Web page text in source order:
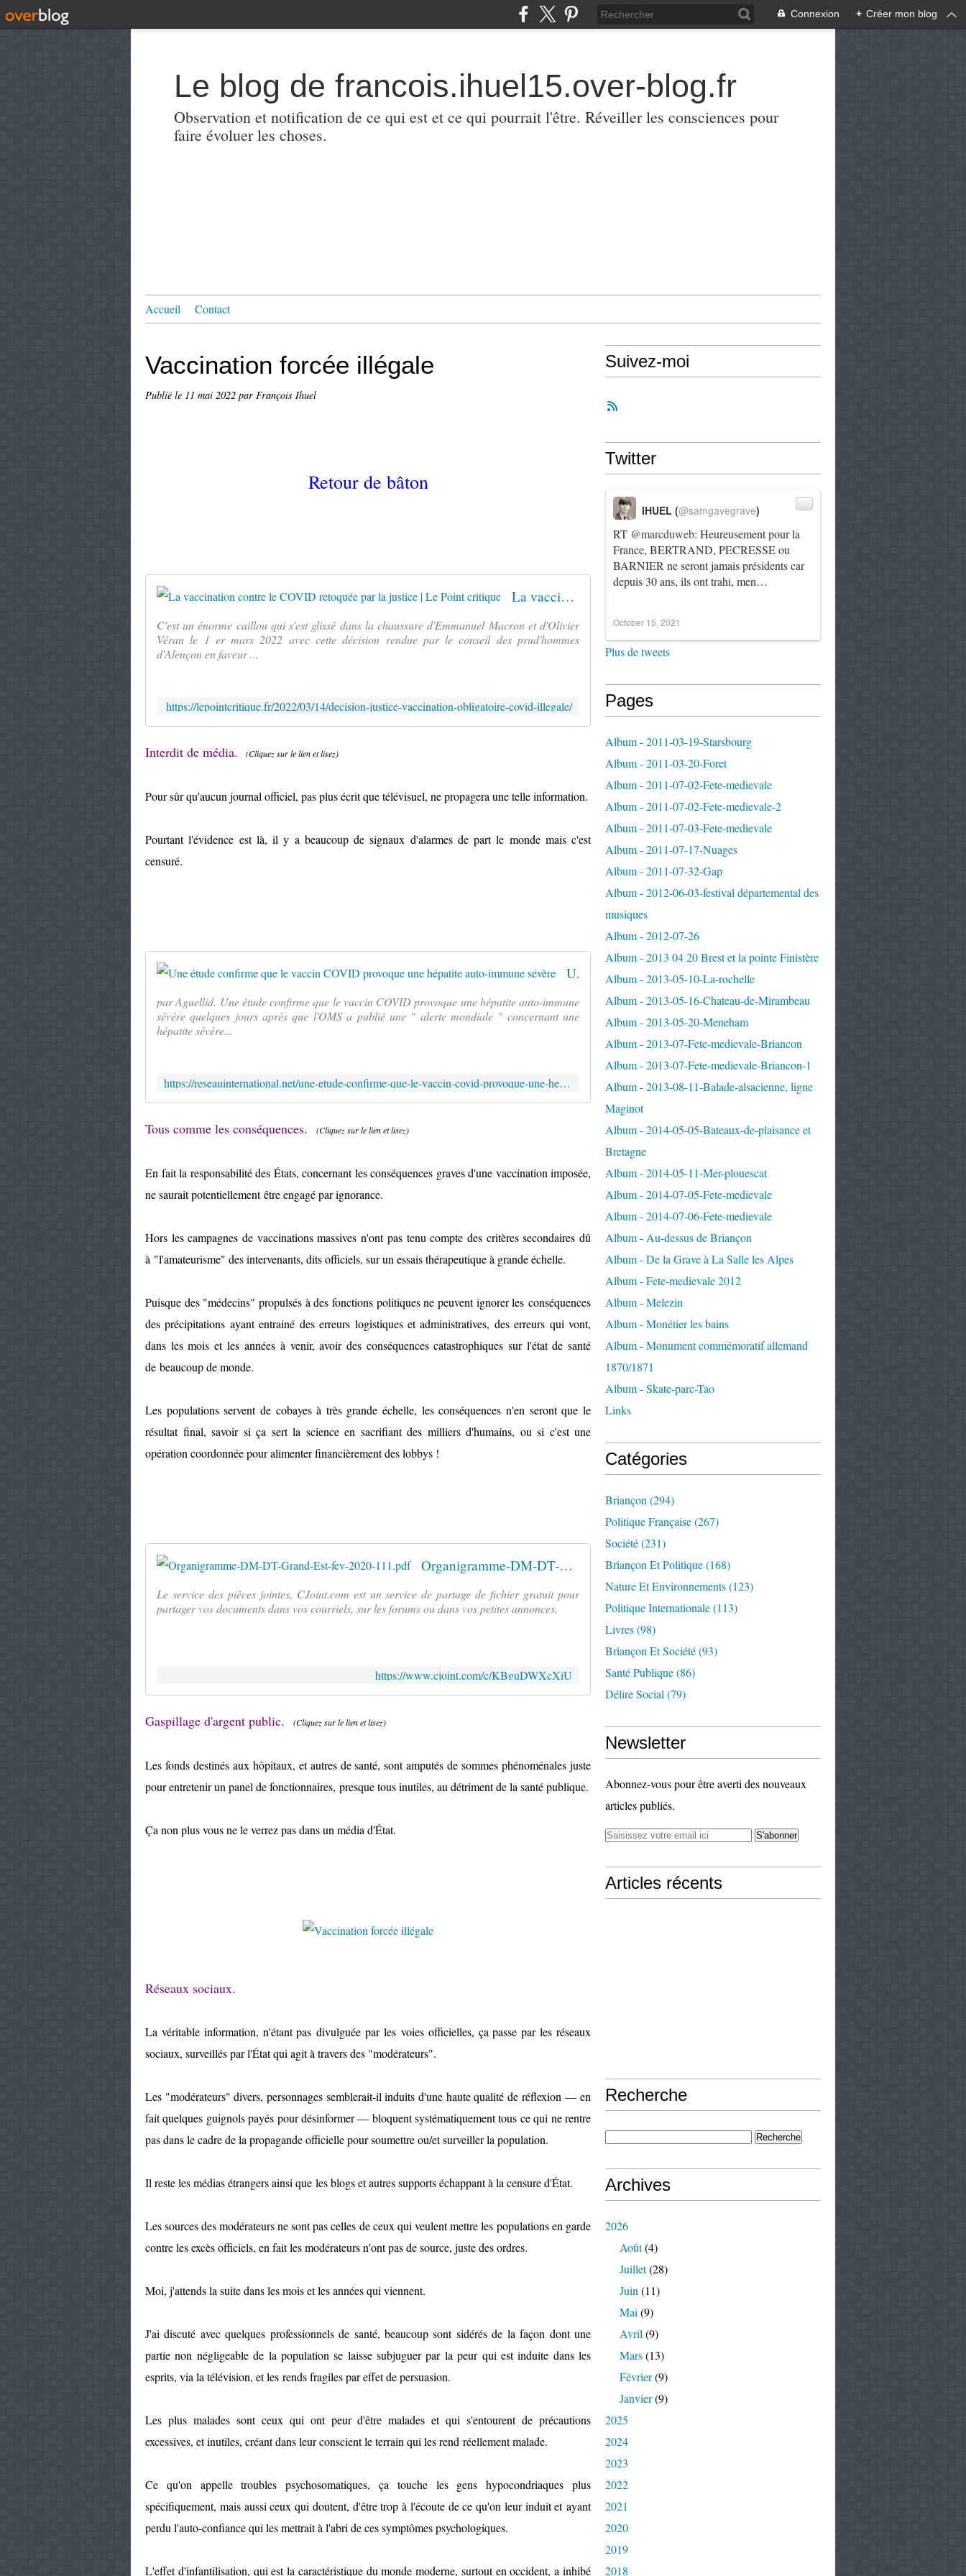
Connexion + Créer mon blog
Le blog de francois.ihuel15.over-blog.fr
Observation et notification de ce qui est et ce qui pourrait l'être. Réveiller les consciences pour
faire évoluer les choses.
Accueil Contact
Vaccination forcée illégale
Publié le 11 mai 2022 par François Ihuel
Retour de bâton
La vaccination contre le COVID retoquée par la justice | Le Point critique
C'est un énorme caillou qui s'est glissé dans la chaussure d'Emmanuel Macron et d'Olivier
Véran le 1 er mars 2022 avec cette décision rendue par le conseil des prud'hommes
d'Alençon en faveur ...
https://lepointcritique.fr/2022/03/14/decision-justice-vaccination-obligatoire-covid-illegale/
Interdit de média. (Cliquez sur le lien et lisez)
Pour sûr qu'aucun journal officiel, pas plus écrit que télévisuel, ne propagera une telle information.
Pourtant l'évidence est là, il y a beaucoup de signaux d'alarmes de part le monde mais c'est
censuré.
Une étude confirme que le vaccin COVID provoque une hépatite auto-immune sévère
par Aguellid. Une étude confirme que le vaccin COVID provoque une hépatite auto-immune
sévère quelques jours après que l'OMS a publié une " alerte mondiale " concernant une
hépatite sévère...
https://reseauinternational.net/une-etude-confirme-que-le-vaccin-covid-provoque-une-hepatite-auto-immune-severe/
Tous comme les conséquences. (Cliquez sur le lien et lisez)
En fait la responsabilité des États, concernant les conséquences graves d'une vaccination imposée,
ne saurait potentiellement être engagé par ignorance.
Hors les campagnes de vaccinations massives n'ont pas tenu compte des critères secondaires dû
à "l'amateurisme" des intervenants, dits officiels, sur un essais thérapeutique à grande échelle.
Puisque des "médecins" propulsés à des fonctions politiques ne peuvent ignorer les conséquences
des précipitations ayant entrainé des erreurs logistiques et administratives, des erreurs qui vont,
dans les mois et les années à venir, avoir des conséquences catastrophiques sur l'état de santé
de beaucoup de monde.
Les populations servent de cobayes à très grande échelle, les conséquences n'en seront que le
résultat final, savoir si ça sert la science en sacrifiant des milliers d'humains, ou si c'est une
opération coordonnée pour alimenter financièrement des lobbys !
Organigramme-DM-DT-Grand-Est-fev-2020-111.pdf
Le service des pièces jointes, CJoint.com est un service de partage de fichier gratuit pour
partager vos documents dans vos courriels, sur les forums ou dans vos petites annonces.
https://www.cjoint.com/c/KBguDWXcXiU
Gaspillage d'argent public. (Cliquez sur le lien et lisez)
Les fonds destinés aux hôpitaux, et autres de santé, sont amputés de sommes phénoménales juste
pour entretenir un panel de fonctionnaires, presque tous inutiles, au détriment de la santé publique.
Ça non plus vous ne le verrez pas dans un média d'État.
Réseaux sociaux.
La véritable information, n'étant pas divulguée par les voies officielles, ça passe par les réseaux
sociaux, surveillés par l'État qui agit à travers des "modérateurs".
Les "modérateurs" divers, personnages semblerait-il induits d'une haute qualité de réflexion — en
fait quelques guignols payés pour désinformer — bloquent systématiquement tous ce qui ne rentre
pas dans le cadre de la propagande officielle pour soumettre ou/et surveiller la population.
Il reste les médias étrangers ainsi que les blogs et autres supports échappant à la censure d'État.
Les sources des modérateurs ne sont pas celles de ceux qui veulent mettre les populations en garde
contre les excès officiels, en fait les modérateurs n'ont pas de source, juste des ordres.
Moi, j'attends la suite dans les mois et les années qui viennent.
J'ai discuté avec quelques professionnels de santé, beaucoup sont sidérés de la façon dont une
partie non négligeable de la population se laisse subjuguer par la peur qui est induite dans les
esprits, via la télévision, et les rends fragiles par effet de persuasion.
Les plus malades sont ceux qui ont peur d'être malades et qui s'entourent de précautions
excessives, et inutiles, créant dans leur conscient le terrain qui les rend réellement malade.
Ce qu'on appelle troubles psychosomatiques, ça touche les gens hypocondriaques plus
spécifiquement, mais aussi ceux qui doutent, d'être trop à l'écoute de ce qu'on leur induit et ayant
perdu l'auto-confiance qui les mettrait à l'abri de ces symptômes psychologiques.
L'effet d'infantilisation, qui est la caractéristique du monde moderne, surtout en occident, a inhibé
Suivez-moi
Twitter
RT @marcduweb: Heureusement pour la
France, BERTRAND, PECRESSE ou
BARNIER ne seront jamais présidents car
depuis 30 ans, ils ont trahi, men…
IHUEL (@samgavegrave)
October 15, 2021
Plus de tweets
Pages
Album - 2011-03-19-Starsbourg
Album - 2011-03-20-Foret
Album - 2011-07-02-Fete-medievale
Album - 2011-07-02-Fete-medievale-2
Album - 2011-07-03-Fete-medievale
Album - 2011-07-17-Nuages
Album - 2011-07-32-Gap
Album - 2012-06-03-festival départemental des
musiques
Album - 2012-07-26
Album - 2013 04 20 Brest et la pointe Finistère
Album - 2013-05-10-La-rochelle
Album - 2013-05-16-Chateau-de-Mirambeau
Album - 2013-05-20-Meneham
Album - 2013-07-Fete-medievale-Briancon
Album - 2013-07-Fete-medievale-Briancon-1
Album - 2013-08-11-Balade-alsacienne, ligne
Maginot
Album - 2014-05-05-Bateaux-de-plaisance et
Bretagne
Album - 2014-05-11-Mer-plouescat
Album - 2014-07-05-Fete-medievale
Album - 2014-07-06-Fete-medievale
Album - Au-dessus de Briançon
Album - De la Grave à La Salle les Alpes
Album - Fete-medievale 2012
Album - Melezin
Album - Monétier les bains
Album - Monument commémoratif allemand
1870/1871
Album - Skate-parc-Tao
Links
Catégories
Briançon (294)
Politique Française(267)
Société(231)
Briançon Et Politique(168)
Nature Et Environnements(123)
Politique Internationale(113)
Livres(98)
Briançon Et Société(93)
Santé Publique(86)
Délire Social (79)
Newsletter
Abonnez-vous pour être averti des nouveaux
articles publiés.
Articles récents
Recherche
Archives
2026
Août(4)
Juillet(28)
Juin (11)
Mai (9)
Avril (9)
Mars(13)
Février(9)
Janvier(9)
2025
2024
2023
2022
2021
2020
2019
2018